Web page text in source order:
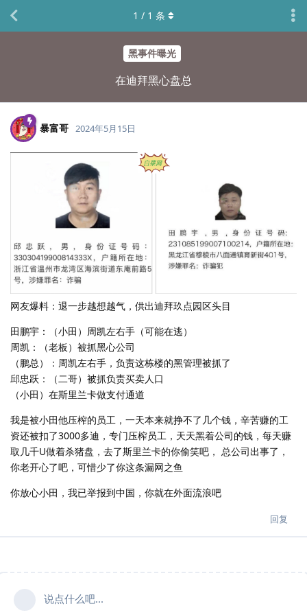
黑事件曝光
在迪拜黑心盘总
1 / 1 条
暴富哥 2024年5月15日
网友爆料：退一步越想越气，供出迪拜玖点园区头目
田鹏宇：（小田）周凯左右手（可能在逃）
周凯：（老板）被抓黑心公司
（鹏总）：周凯左右手，负责这栋楼的黑管理被抓了
邱忠跃：（二哥）被抓负责买卖人口
（小田）在斯里兰卡做支付通道
我是被小田他压榨的员工，一天本来就挣不了几个钱，辛苦赚的工
资还被扣了3000多迪，专门压榨员工，天天黑着公司的钱，每天赚
取几千U做着杀猪盘，去了斯里兰卡的你偷笑吧， 总公司出事了，
你老开心了吧，可惜少了你这条漏网之鱼
你放心小田，我已举报到中国，你就在外面流浪吧
回复
说点什么吧...